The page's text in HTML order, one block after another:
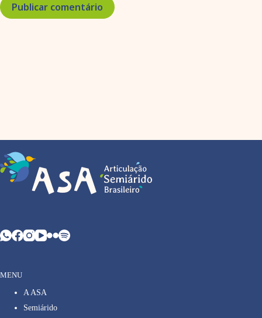
Publicar comentário
MENU
A ASA
Semiárido